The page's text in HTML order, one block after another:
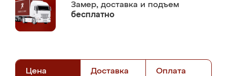
Замер, доставка и подъем
бесплатно
Цена Доставка Оплата